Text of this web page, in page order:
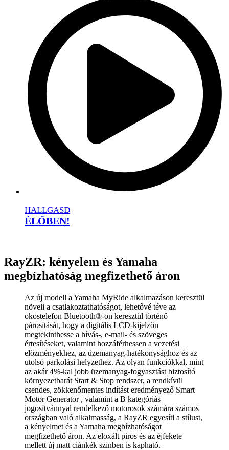
HALLGASD
ÉLŐBEN!
RayZR: kényelem és Yamaha
megbízhatóság megfizethető áron
Az új modell a Yamaha MyRide alkalmazáson keresztül
növeli a csatlakoztathatóságot, lehetővé téve az
okostelefon Bluetooth®-on keresztül történő
párosítását, hogy a digitális LCD-kijelzőn
megtekinthesse a hívás-, e-mail- és szöveges
értesítéseket, valamint hozzáférhessen a vezetési
előzményekhez, az üzemanyag-hatékonysághoz és az
utolsó parkolási helyzethez. Az olyan funkciókkal, mint
az akár 4%-kal jobb üzemanyag-fogyasztást biztosító
környezetbarát Start & Stop rendszer, a rendkívül
csendes, zökkenőmentes indítást eredményező Smart
Motor Generator , valamint a B kategóriás
jogosítvánnyal rendelkező motorosok számára számos
országban való alkalmasság, a RayZR egyesíti a stílust,
a kényelmet és a Yamaha megbízhatóságot
megfizethető áron. Az eloxált piros és az éjfekete
mellett új matt ciánkék színben is kapható.